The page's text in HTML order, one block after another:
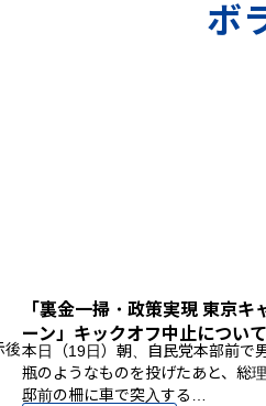
ボ
後
「裏金一掃・政策実現 東京キ
ーン」キックオフ中止について
本日（19日）朝、自民党本部前で
瓶のようなものを投げたあと、総
邸前の柵に車で突入する…